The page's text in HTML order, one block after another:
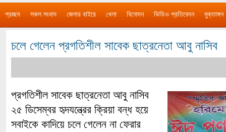
প্রচ্ছদ সকল সংবাদ জেলার বাইরে খেলা বিনোদন ভিডিও প্রতিবেদন মুক্তাঙ্গন
চলে গেলেন প্রগতিশীল সাবেক ছাত্রনেতা আবু নাসিব
প্রগতিশীল সাবেক ছাত্রনেতা আবু নাসিব
২৫ ডিসেম্বর হৃদযন্ত্রের ক্রিয়া বন্ধ হয়ে
সবাইকে কাদিয়ে চলে গেলেন না ফেরার